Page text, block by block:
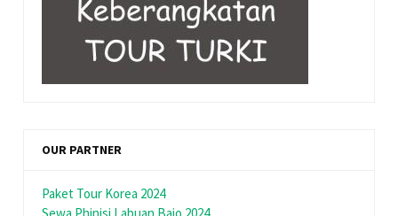
OUR PARTNER
Paket Tour Korea 2024